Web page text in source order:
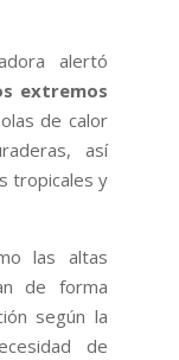
alertó
extremos
de calor
así
tropicales y
las altas
de forma
según la
de